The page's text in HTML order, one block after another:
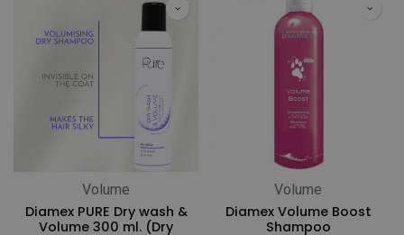
Volume
Diamex PURE Dry wash &
Volume 300 ml. (Dry
Volume
Diamex Volume Boost
Shampoo